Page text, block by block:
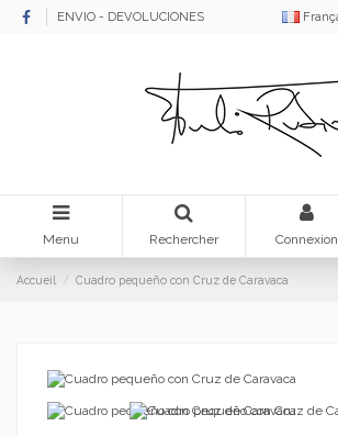
ENVIO - DEVOLUCIONES
Menu Rechercher Connexion
Accueil Cuadro pequeño con Cruz de Caravaca